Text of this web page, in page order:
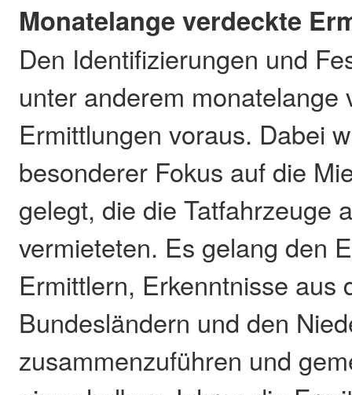
Monatelange verdeckte
Den Identifizierungen und
unter anderem monatelange
Ermittlungen voraus. Dabei
besonderer Fokus auf die
gelegt, die die Tatfahrzeuge
vermieteten. Es gelang den
Ermittlern, Erkenntnisse aus
Bundesländern und den
zusammenzuführen und